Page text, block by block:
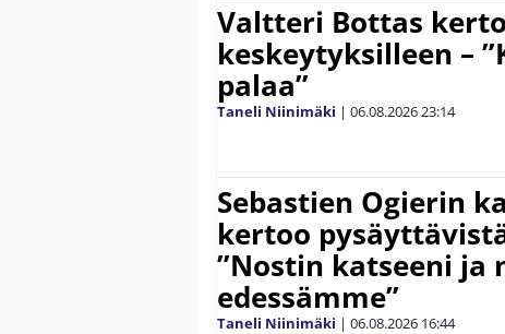
Valtteri Bottas
keskeytyksilleen –
palaa”
Taneli Niinimäki | 06.08.202623:14
Sebastien Ogierin
kertoo
”Nostin katseeni ja
edessämme”
Taneli Niinimäki | 06.08.2026 16:44